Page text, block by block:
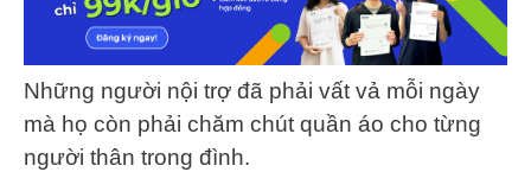
Những người nội trợ đã phải vất vả mỗi ngày
mà họ còn phải chăm chút quần áo cho từng
người thân trong đình.